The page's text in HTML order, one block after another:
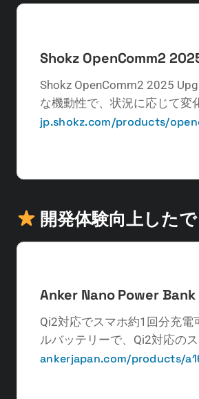
Shokz OpenComm2
Shokz OpenComm2 2025
な機動性で、状況に応じて変
jp.shokz.com/products/
開発体験向上した
Anker Nano Power
Qi2対応でスマホ約1回分充電
ルバッテリーで、Qi2対応の
ankerjapan.com/products/